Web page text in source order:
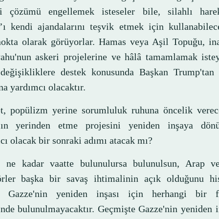
çözümü engellemek isteseler bile, silahlı
kendi ajandalarını teşvik etmek için
olarak görüyorlar. Hamas veya Aşil Topuğu,
askeri projelerine ve hâlâ tamamlamak
destek konusunda Başkan
yardımcı olacaktır.
popülizm yerine sorumluluk ruhuna öncelik
yerinden etme projesini yeniden inşaya
olacak bir sonraki adımı atacak mı?
ne kadar vaatte bulunulursa bulunulsun, Arap
başka bir savaş ihtimalinin açık olduğunu
Gazze'nin yeniden inşası için herhangi bir
bulunulmayacaktır. Geçmişte Gazze'nin yeniden